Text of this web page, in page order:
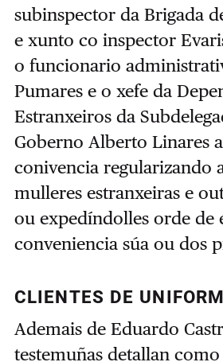
subinspector da Brigada
e xunto co inspector
o funcionario
Pumares e o xefe da
Estranxeiros da
Goberno Alberto Linares
conivencia regularizando
mulleres estranxeiras e
ou expedíndolles orde de
conveniencia súa ou dos
CLIENTES DE
Ademais de Eduardo
testemuñas detallan como